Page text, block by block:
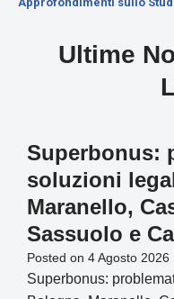
Ultime
Superbonus:
soluzioni
Maranello,
Sassuolo e
Posted on 4 Agosto 2026
Superbonus: